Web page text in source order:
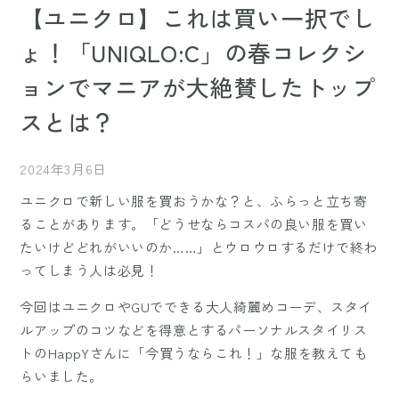
【ユニクロ】これは買い一択でし
ょ！「UNIQLO:C」の春コレクシ
ョンでマニアが大絶賛したトップ
スとは？
2024年3月6日
ユニクロで新しい服を買おうかな？と、ふらっと立ち寄
ることがあります。「どうせならコスパの良い服を買い
たいけどどれがいいのか……」とウロウロするだけで終わ
ってしまう人は必見！
今回はユニクロやGUでできる大人綺麗めコーデ、スタイ
ルアップのコツなどを得意とするパーソナルスタイリス
トのHappYさんに「今買うならこれ！」な服を教えても
らいました。